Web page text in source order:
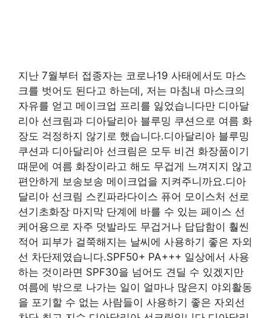
지난 7월부터 접종자는 코로나19 사태에서도 마스
크를 벗어도 된다고 하는데, 저는 마침내 마스크의
자유를 얻고 메이크업 프리를 잃었습니다만 디아달
리아 선크림과 디아달리아 블루밍 쿠션으로 여름 화
장도 걱정하지 않기로 했습니다.디아달리아 블루밍
쿠션과 디아달리아 선크림은 모두 비건 화장품이기
때문에 여름 화장이라고 해도 무겁게 느껴지지 않고
편안하게 보송보송 메이크업을 지켜주니까요.디아
달리아 선크림 스킨파라다이스 퓨어 모이스처 선로
션기초화장 마지막 단계에 바를 수 있는 페이스 선
케어용으로 자주 덧발라도 무겁거나 답답함이 훨씬
적어 피부가 걸쭉해지는 날씨에 사용하기 좋은 자외
선 차단제였습니다.SPF50+ PA+++ 일상에서 사용
하는 것이라면 SPF30을 넘어도 견딜 수 있겠지만
여름에 밖으로 나가는 일이 얼마나 많은지 야외활동
을 포기할 수 없는 사람들이 사용하기 좋은 자외선